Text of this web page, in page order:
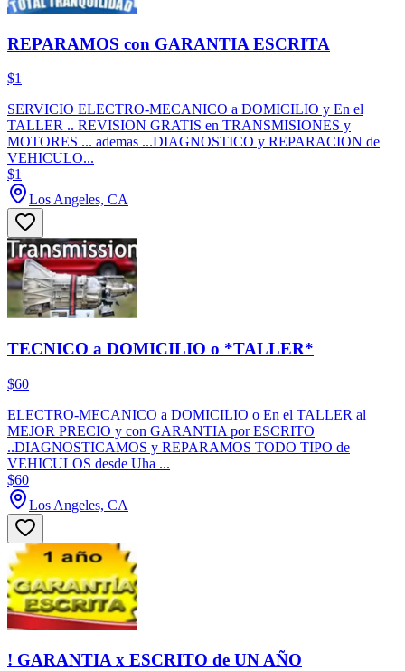
REPARAMOS con GARANTIA ESCRITA
$1
SERVICIO ELECTRO-MECANICO a DOMICILIO y En el
TALLER .. REVISION GRATIS en TRANSMISIONES y
MOTORES ... ademas ...DIAGNOSTICO y REPARACION de
VEHICULO...
$1
Los Angeles, CA
TECNICO a DOMICILIO o *TALLER*
$60
ELECTRO-MECANICO a DOMICILIO o En el TALLER al
MEJOR PRECIO y con GARANTIA por ESCRITO
..DIAGNOSTICAMOS y REPARAMOS TODO TIPO de
VEHICULOS desde Uha ...
$60
Los Angeles, CA
! GARANTIA x ESCRITO de UN AÑO